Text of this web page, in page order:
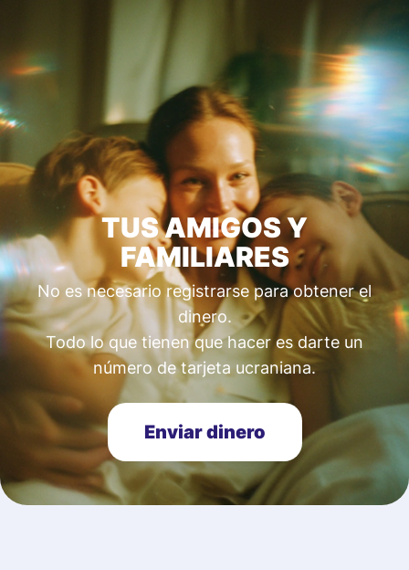
TUS AMIGOS Y
FAMILIARES
No es necesario registrarse para obtener el
dinero.
Todo lo que tienen que hacer es darte un
número de tarjeta ucraniana.
Enviar dinero